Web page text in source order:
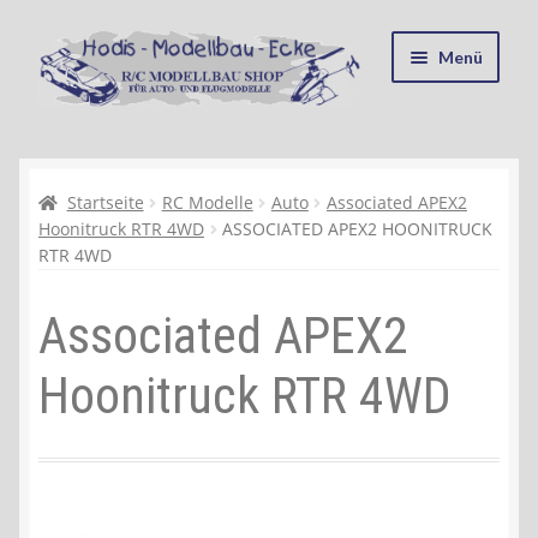
Zur
Navigation
springen
Zum
Inhalt
springen
Menü
Kasse
Mein Konto
Recycling, Entsorgung und Umwelt
Shop
Warenkorb
Startseite RC Modelle Auto
Associated APEX2
Hoonitruck RTR 4WD
ASSOCIATED APEX2 HOONITRUCK
RTR 4WD
Associated APEX2
Hoonitruck RTR 4WD